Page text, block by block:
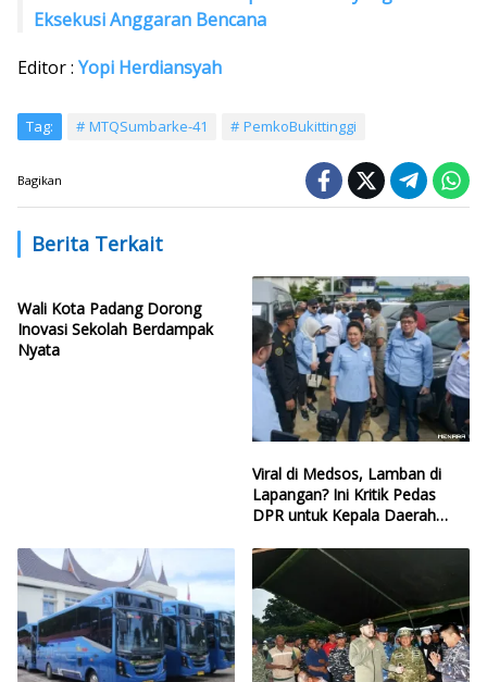
Eksekusi Anggaran Bencana
Editor : Yopi Herdiansyah
Tag: MTQSumbarke-41 PemkoBukittinggi
Bagikan
Berita Terkait
Wali Kota Padang Dorong
Inovasi Sekolah Berdampak
Nyata
Viral di Medsos, Lamban di
Lapangan? Ini Kritik Pedas
DPR untuk Kepala Daerah
Bencana